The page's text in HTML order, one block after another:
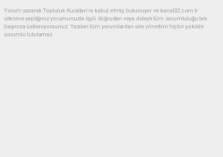
Yorum yazarak Topluluk Kuralları’nı kabul etmiş bulunuyor ve kanal32.com.tr
sitesine yaptığınız yorumunuzla ilgili doğrudan veya dolaylı tüm sorumluluğu tek
başınıza üstleniyorsunuz. Yazılan tüm yorumlardan site yönetimi hiçbir şekilde
sorumlu tutulamaz.